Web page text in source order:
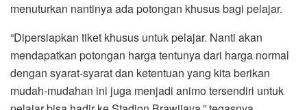
menuturkan nantinya ada potongan khusus bagi pelajar.
“Dipersiapkan tiket khusus untuk pelajar. Nanti akan
mendapatkan potongan harga tentunya dari harga normal
dengan syarat-syarat dan ketentuan yang kita berikan
mudah-mudahan ini juga menjadi animo tersendiri untuk